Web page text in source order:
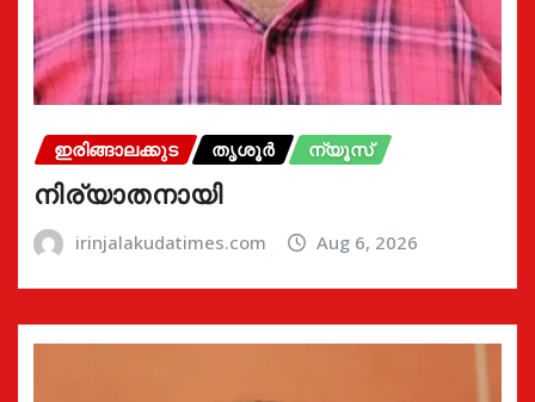
ഇരിങ്ങാലക്കുട തൃശൂർ ന്യൂസ്
നിര്യാതനായി
irinjalakudatimes.com Aug 6, 2026